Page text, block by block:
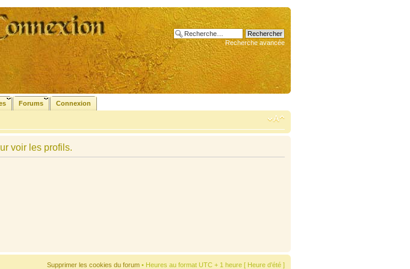
Recherche avancée
Forums Connexion
voir les profils.
Supprimer les cookies du forum• Heures au format UTC + 1 heure [ Heure d’été ]